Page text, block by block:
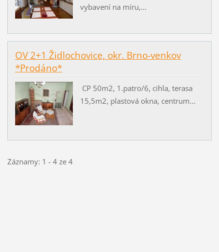
vybavení na míru,...
OV 2+1 Židlochovice, okr. Brno-venkov
*Prodáno*
CP 50m2, 1.patro/6, cihla, terasa
15,5m2, plastová okna, centrum...
Záznamy: 1 - 4 ze 4